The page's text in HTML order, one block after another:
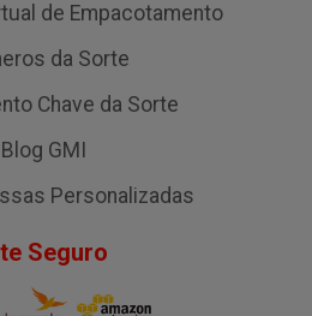
de Empacotamento
da Sorte
Chave da Sorte
Blog GMI
Personalizadas
Seguro